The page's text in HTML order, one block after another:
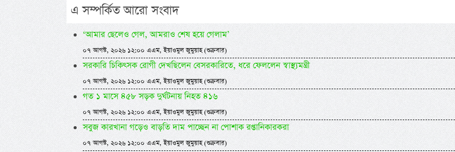
এ সম্পর্কিত আরো সংবাদ
‘আমার ছেলেও গেল, আমরাও শেষ হয়ে গেলাম’
০৭ আগস্ট, ২০২৬ ১২:০০ এএম, ইয়াওমুল জুমুয়াহ (শুক্রবার)
সরকারি চিকিৎসক রোগী দেখছিলেন বেসরকারিতে, ধরে ফেললেন স্বাস্থ্যমন্ত্রী
০৭ আগস্ট, ২০২৬ ১২:০০ এএম, ইয়াওমুল জুমুয়াহ (শুক্রবার)
গত ১ মাসে ৪৫৮ সড়ক দুর্ঘটনায় নিহত ৪১৬
০৭ আগস্ট, ২০২৬ ১২:০০ এএম, ইয়াওমুল জুমুয়াহ (শুক্রবার)
সবুজ কারখানা গড়েও বাড়তি দাম পাচ্ছেন না পোশাক রপ্তানিকারকরা
০৭ আগস্ট, ২০২৬ ১২:০০ এএম, ইয়াওমুল জুমুয়াহ (শুক্রবার)